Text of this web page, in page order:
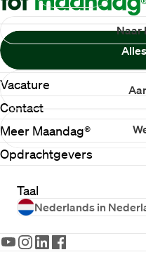
Naar
Vacature
Contact
Meer Maandag®
Opdrachtgevers
Taal
Nederlands in